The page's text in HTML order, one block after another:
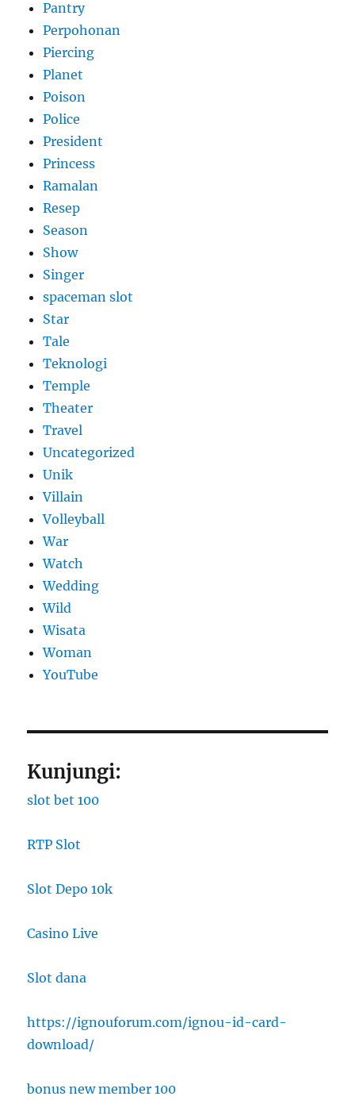
Pantry
Perpohonan
Piercing
Planet
Poison
Police
President
Princess
Ramalan
Resep
Season
Show
Singer
spaceman slot
Star
Tale
Teknologi
Temple
Theater
Travel
Uncategorized
Unik
Villain
Volleyball
War
Watch
Wedding
Wild
Wisata
Woman
YouTube
Kunjungi:
slot bet 100
RTP Slot
Slot Depo 10k
Casino Live
Slot dana
https://ignouforum.com/ignou-id-card-
download/
bonus new member 100